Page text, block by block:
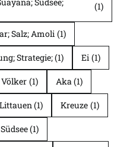
(1)
Salz; Amoli (1)
Strategie;(1) Ei (1)
(1) Aka (1)
Littauen (1) Kreuze (1)
Südsee(1)